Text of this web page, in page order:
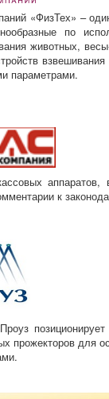
«ФизТех» –
по
животных,
параметрами.
к
прожекторов для